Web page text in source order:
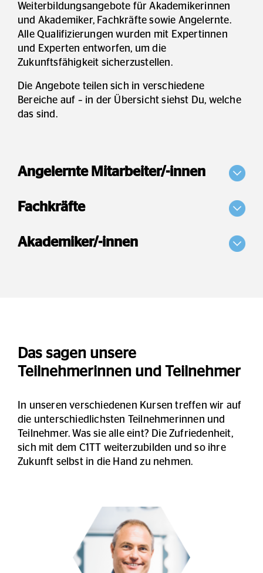
Weiterbildungsangebote für Akademikerinnen
und Akademiker, Fachkräfte sowie Angelernte.
Alle Qualifizierungen wurden mit Expertinnen
und Experten entworfen, um die
Zukunftsfähigkeit sicherzustellen.
Die Angebote teilen sich in verschiedene
Bereiche auf – in der Übersicht siehst Du, welche
das sind.
Angelernte Mitarbeiter/-innen
Fachkräfte
Akademiker/-innen
Das sagen unsere
Teilnehmerinnen und Teilnehmer
In unseren verschiedenen Kursen treffen wir auf
die unterschiedlichsten Teilnehmerinnen und
Teilnehmer. Was sie alle eint? Die Zufriedenheit,
sich mit dem C1TT weiterzubilden und so ihre
Zukunft selbst in die Hand zu nehmen.